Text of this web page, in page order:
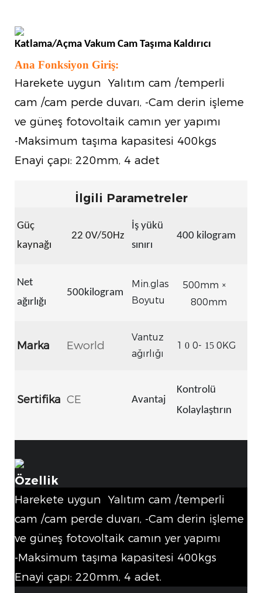
Katlama/Açma Vakum Cam Taşıma Kaldırıcı
Ana Fonksiyon Giriş:
Harekete uygun Yalıtım cam /temperli
cam /cam perde duvarı, -Cam derin işleme
ve güneş fotovoltaik camın yer yapımı
-Maksimum taşıma kapasitesi 400kgs
Enayi çapı: 220mm, 4 adet
İlgili Parametreler
Güç
kaynağı
22 0V/50Hz
İş yükü
sınırı
400 kilogram
Net
ağırlığı
500kilogram
Min.glas
Boyutu
500mm ×
800mm
Marka Eworld
Vantuz
ağırlığı
1 0 0- 15 0KG
Sertifika CE Avantaj
Kontrolü
Kolaylaştırın
Özellik
Harekete uygun Yalıtım cam /temperli
cam /cam perde duvarı, -Cam derin işleme
ve güneş fotovoltaik camın yer yapımı
-Maksimum taşıma kapasitesi 400kgs
Enayi çapı: 220mm, 4 adet.